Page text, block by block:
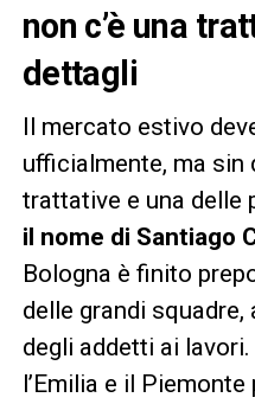
non c’è una
dettagli
Il mercato estivo
ufficialmente, ma sin
trattative e una delle
il nome di Santiago
Bologna è finito
delle grandi
degli addetti ai
l’Emilia e il